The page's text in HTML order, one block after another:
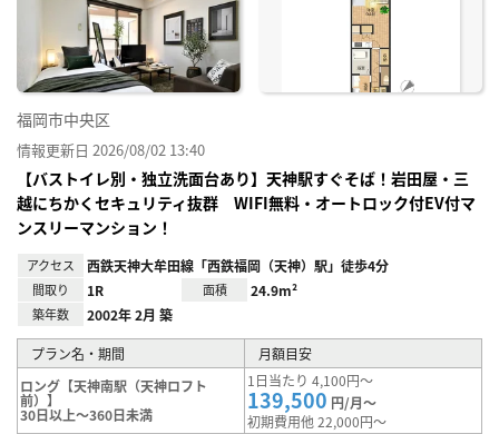
福岡市中央区
情報更新日 2026/08/02 13:40
【バストイレ別・独立洗面台あり】天神駅すぐそば！岩田屋・三
越にちかくセキュリティ抜群 WIFI無料・オートロック付EV付マ
ンスリーマンション！
アクセス 西鉄天神大牟田線「西鉄福岡（天神）駅」徒歩4分
間取り 1R 面積 24.9m²
築年数 2002年 2月 築
プラン名・期間
月額目安
ロング【天神南駅（天神ロフト
前）】
30日以上～360日未満
1日当たり 4,100円～
139,500 円/月～
初期費用他 22,000円～